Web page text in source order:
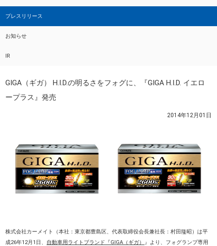
プレスリリース
お知らせ
IR
GIGA（ギガ） H.I.D.の明るさをフォグに、『GIGA H.I.D. イエロ
ープラス』発売
2014年12月01日
株式会社カーメイト（本社：東京都豊島区、代表取締役会長兼社長：村田隆昭）は平
成26年12月1日、 自動車用ライトブランド『GIGA（ギガ） 』より、フォグランプ専用